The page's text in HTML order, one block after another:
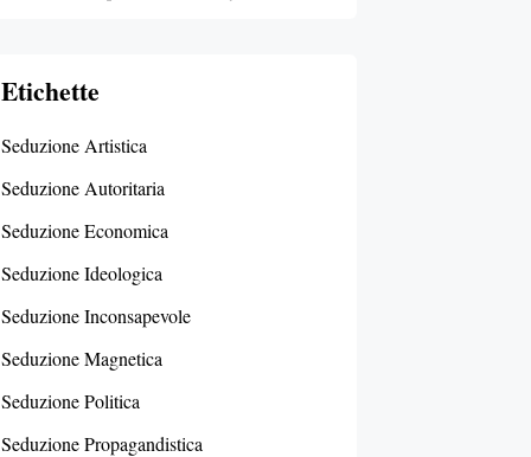
Etichette
Seduzione Artistica
Seduzione Autoritaria
Seduzione Economica
Seduzione Ideologica
Seduzione Inconsapevole
Seduzione Magnetica
Seduzione Politica
Seduzione Propagandistica